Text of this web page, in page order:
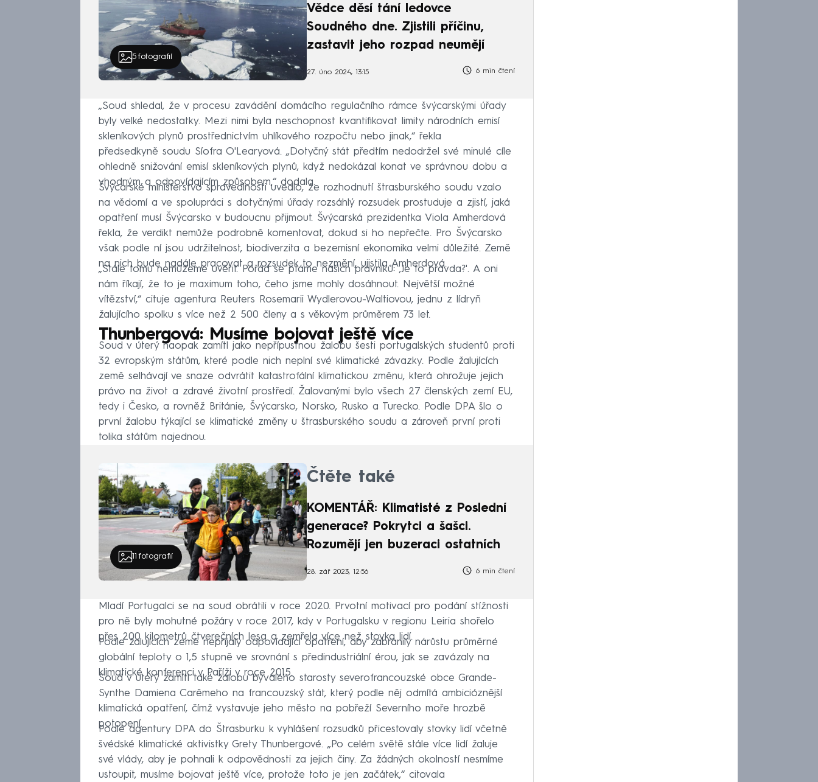
5fotografií
Vědce děsí tání ledovce
Soudného dne. Zjistili příčinu,
zastavit jeho rozpad neumějí
27. úno 2024, 13:15 6 min čtení
„Soud shledal, že v procesu zavádění domácího regulačního rámce švýcarskými úřady
byly velké nedostatky. Mezi nimi byla neschopnost kvantifikovat limity národních emisí
skleníkových plynů prostřednictvím uhlíkového rozpočtu nebo jinak,“ řekla
předsedkyně soudu Síofra O'Learyová. „Dotyčný stát předtím nedodržel své minulé cíle
ohledně snižování emisí skleníkových plynů, když nedokázal konat ve správnou dobu a
vhodným a odpovídajícím způsobem,“ dodala.
Švýcarské ministerstvo spravedlnosti uvedlo, že rozhodnutí štrasburského soudu vzalo
na vědomí a ve spolupráci s dotyčnými úřady rozsáhlý rozsudek prostuduje a zjistí, jaká
opatření musí Švýcarsko v budoucnu přijmout. Švýcarská prezidentka Viola Amherdová
řekla, že verdikt nemůže podrobně komentovat, dokud si ho nepřečte. Pro Švýcarsko
však podle ní jsou udržitelnost, biodiverzita a bezemisní ekonomika velmi důležité. Země
na nich bude nadále pracovat a rozsudek to nezmění, ujistila Amherdová.
„Stále tomu nemůžeme uvěřit. Pořád se ptáme našich právníků: ‚Je to pravda?'. A oni
nám říkají, že to je maximum toho, čeho jsme mohly dosáhnout. Největší možné
vítězství,“ cituje agentura Reuters Rosemarii Wydlerovou-Waltiovou, jednu z lídryň
žalujícího spolku s více než 2 500 členy a s věkovým průměrem 73 let.
Thunbergová: Musíme bojovat ještě více
Soud v úterý naopak zamítl jako nepřípustnou žalobu šesti portugalských studentů proti
32 evropským státům, které podle nich neplní své klimatické závazky. Podle žalujících
země selhávají ve snaze odvrátit katastrofální klimatickou změnu, která ohrožuje jejich
právo na život a zdravé životní prostředí. Žalovanými bylo všech 27 členských zemí EU,
tedy i Česko, a rovněž Británie, Švýcarsko, Norsko, Rusko a Turecko. Podle DPA šlo o
první žalobu týkající se klimatické změny u štrasburského soudu a zároveň první proti
tolika státům najednou.
11 fotografií
Čtěte také
KOMENTÁŘ: Klimatisté z Poslední
generace? Pokrytci a šašci.
Rozumějí jen buzeraci ostatních
28. zář 2023, 12:56 6 min čtení
Mladí Portugalci se na soud obrátili v roce 2020. Prvotní motivací pro podání stížnosti
pro ně byly mohutné požáry v roce 2017, kdy v Portugalsku v regionu Leiria shořelo
přes 200 kilometrů čtverečních lesa a zemřela více než stovka lidí.
Podle žalujících země nepřijaly odpovídající opatření, aby zabránily nárůstu průměrné
globální teploty o 1,5 stupně ve srovnání s předindustriální érou, jak se zavázaly na
klimatické konferenci v Paříži v roce 2015.
Soud v úterý zamítl také žalobu bývalého starosty severofrancouzské obce Grande-
Synthe Damiena Carêmeho na francouzský stát, který podle něj odmítá ambicióznější
klimatická opatření, čímž vystavuje jeho město na pobřeží Severního moře hrozbě
potopení.
Podle agentury DPA do Štrasburku k vyhlášení rozsudků přicestovaly stovky lidí včetně
švédské klimatické aktivistky Grety Thunbergové. „Po celém světě stále více lidí žaluje
své vlády, aby je pohnali k odpovědnosti za jejich činy. Za žádných okolností nesmíme
ustoupit, musíme bojovat ještě více, protože toto je jen začátek,“ citovala